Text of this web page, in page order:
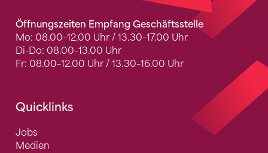
Öffnungszeiten Empfang Geschäftsstelle
Mo: 08.00–12.00 Uhr / 13.30–17.00 Uhr
Di-Do: 08.00–13.00 Uhr
Fr: 08.00–12.00 Uhr / 13.30–16.00 Uhr
Quicklinks
Jobs
Medien